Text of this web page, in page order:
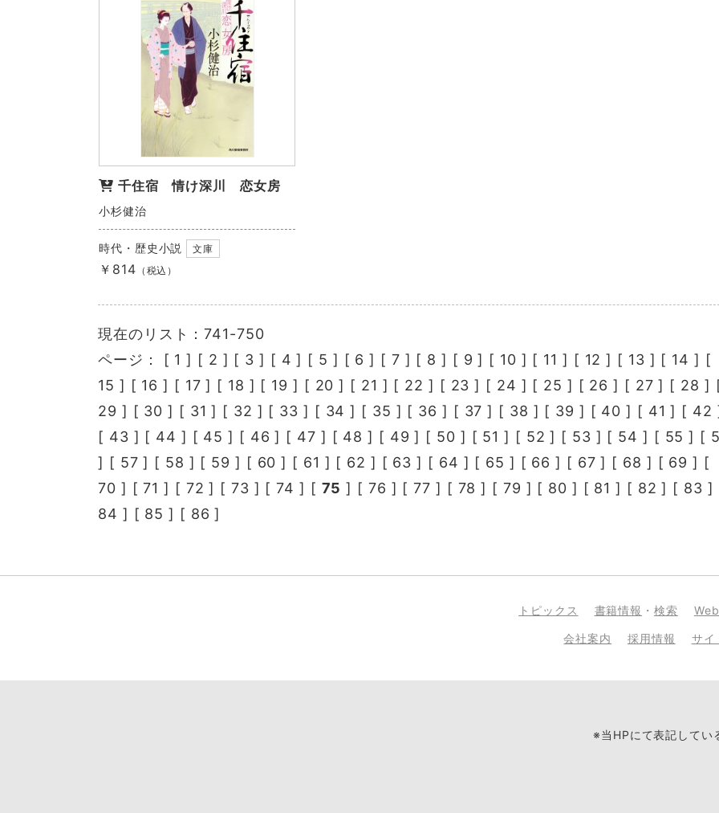
千住宿 情け深川 恋女房
小杉健治
時代・歴史小説 文庫
￥814 （税込）
現在のリスト：741-750
ページ： [ 1 ] [ 2 ] [ 3 ] [ 4 ] [ 5 ] [ 6 ] [ 7 ] [ 8 ] [ 9 ] [ 10 ] [ 11 ] [ 12 ] [ 13 ] [ 14 ] [
15 ] [ 16 ] [ 17 ] [ 18 ] [ 19 ] [ 20 ] [ 21 ] [ 22 ] [ 23 ] [ 24 ] [ 25 ] [ 26 ] [ 27 ] [ 28 ]
29 ] [ 30 ] [ 31 ] [ 32 ] [ 33 ] [ 34 ] [ 35 ] [ 36 ] [ 37 ] [ 38 ] [ 39 ] [ 40 ] [ 41 ] [ 42
[ 43 ] [ 44 ] [ 45 ] [ 46 ] [ 47 ] [ 48 ] [ 49 ] [ 50 ] [ 51 ] [ 52 ] [ 53 ] [ 54 ] [ 55 ] [
] [ 57 ] [ 58 ] [ 59 ] [ 60 ] [ 61 ] [ 62 ] [ 63 ] [ 64 ] [ 65 ] [ 66 ] [ 67 ] [ 68 ] [ 69 ] [
70 ] [71 ] [ 72 ] [ 73 ] [74 ] [ 75 ] [ 76 ] [77 ] [ 78 ] [ 79 ] [ 80 ] [ 81 ] [ 82 ] [ 83 ]
84 ] [ 85 ] [ 86 ]
トピックス 書籍情報 ・検索
会社案内 採用情報 サイ
※当HPにて表記してい